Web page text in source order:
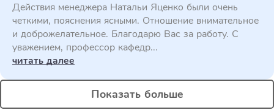
Действия менеджера Натальи Яценко были очень
четкими, пояснения ясными. Отношение внимательное
и доброжелательное. Благодарю Вас за работу. С
уважением, профессор кафедр...
читать далее
Показать больше